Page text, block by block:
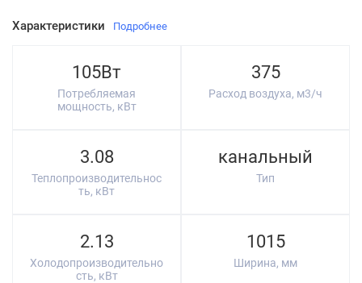
Характеристики Подробнее
105Вт
Потребляемая
мощность, кВт
375
Расход воздуха, м3/ч
3.08
Теплопроизводительнос
ть, кВт
канальный
Тип
2.13
Холодопроизводительно
сть, кВт
1015
Ширина, мм